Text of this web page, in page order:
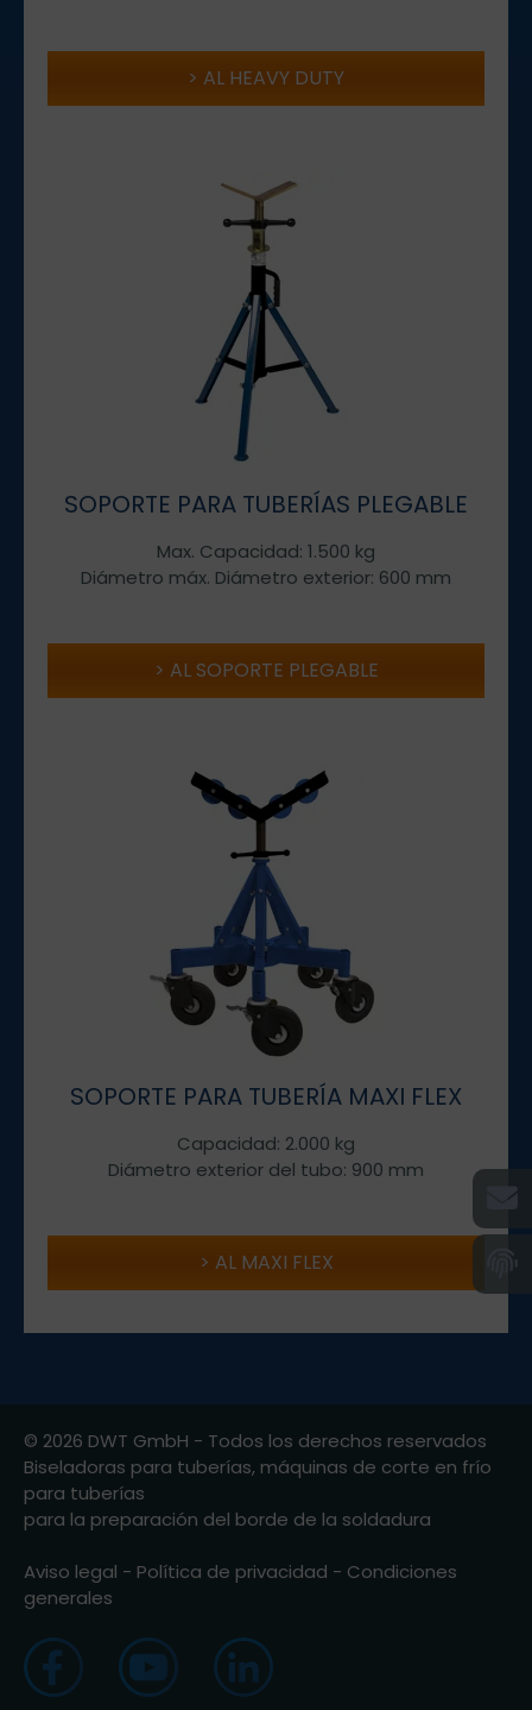
AL HEAVY DUTY
SOPORTE PARA TUBERÍAS PLEGABLE
Max. Capacidad: 1.500 kg
Diámetro máx. Diámetro exterior: 600 mm
AL SOPORTE PLEGABLE
SOPORTE PARA TUBERÍA MAXI FLEX
Capacidad: 2.000 kg
Diámetro exterior del tubo: 900 mm
AL MAXI FLEX
© 2026 DWT GmbH - Todos los derechos reservados
Biseladoras para tuberías, máquinas de corte en frío
para tuberías
para la preparación del borde de la soldadura
Aviso legal - Política de privacidad - Condiciones
generales